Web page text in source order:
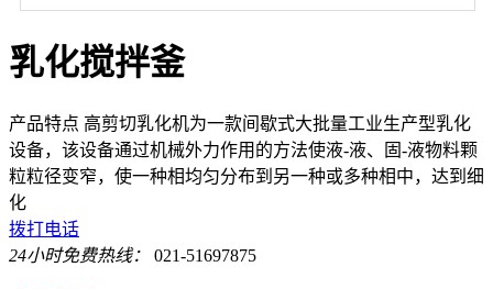
乳化搅拌釜
产品特点 高剪切乳化机为一款间歇式大批量工业生产型乳化
设备，该设备通过机械外力作用的方法使液-液、固-液物料颗
粒粒径变窄，使一种相均匀分布到另一种或多种相中，达到细
化
拨打电话
24小时免费热线：
021-51697875